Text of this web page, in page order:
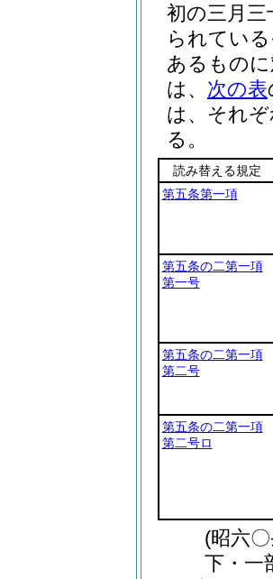
初の三月
られてい
あるもの
は、 次の表
は、それ
る。
読み替える規定
第五条第一項
第五条の二第一項
第一号
第五条の二第一項
第二号
第五条の二第一項
第二号ロ
(昭六
下・一